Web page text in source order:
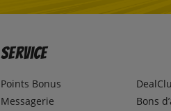
Service
Points Bonus
Messagerie
Bons